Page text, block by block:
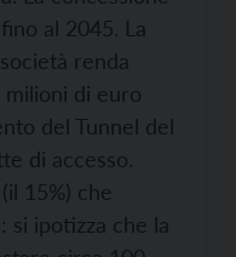
al 2045. La
renda
di euro
del Tunnel del
di accesso.
15%) che
si ipotizza che la